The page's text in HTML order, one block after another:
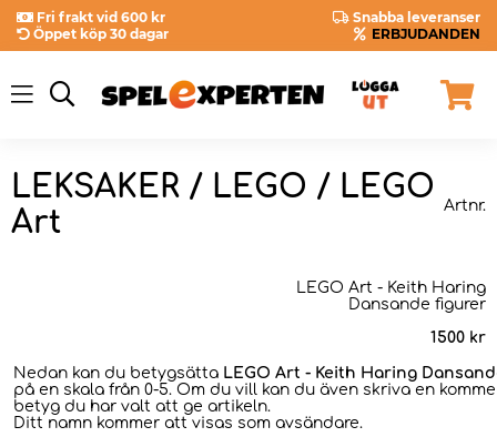
Fri frakt vid 600 kr
Snabba leveranser
Öppet köp 30 dagar
ERBJUDANDEN
LEKSAKER / LEGO / LEGO
Art
Artnr.
LEGO Art - Keith Haring
Dansande figurer
1500 kr
Nedan kan du betygsätta LEGO Art - Keith Haring
på en skala från 0-5. Om du vill kan du även skriva en
betyg du har valt att ge artikeln.
Ditt namn kommer att visas som avsändare.